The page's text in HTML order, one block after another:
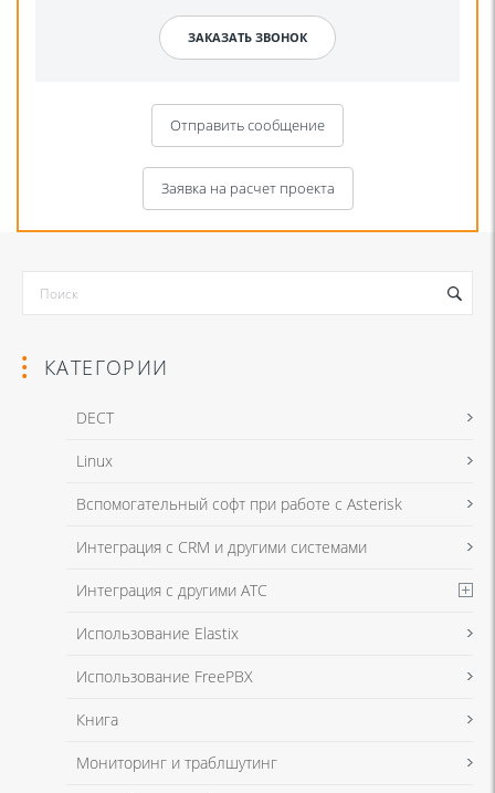
Отправить сообщение
Я даю согласие на обработку моих персональных данных для связи
в соответствии с Политикой в отношении обработки персональных
Заявка на расчет проекта
Я даю согласие на обработку моих персональных данных для связи
в соответствии с Политикой в отношении обработки персональных
КАТЕГОРИИ
DECT
Linux
Вспомогательный софт при работе с Asterisk
Интеграция с CRM и другими системами
Интеграция с другими АТС
Использование Elastix
Использование FreePBX
Книга
Мониторинг и траблшутинг